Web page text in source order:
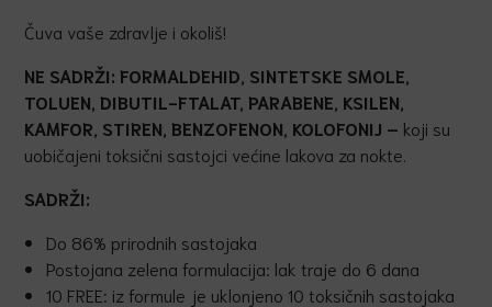
Čuva vaše zdravlje i okoliš!
NE SADRŽI: FORMALDEHID, SINTETSKE SMOLE,
TOLUEN, DIBUTIL-FTALAT, PARABENE, KSILEN,
KAMFOR, STIREN, BENZOFENON, KOLOFONIJ – koji su
uobičajeni toksični sastojci većine lakova za nokte.
SADRŽI:
Do 86% prirodnih sastojaka
Postojana zelena formulacija: lak traje do 6 dana
10 FREE: iz formule je uklonjeno 10 toksičnih sastojaka